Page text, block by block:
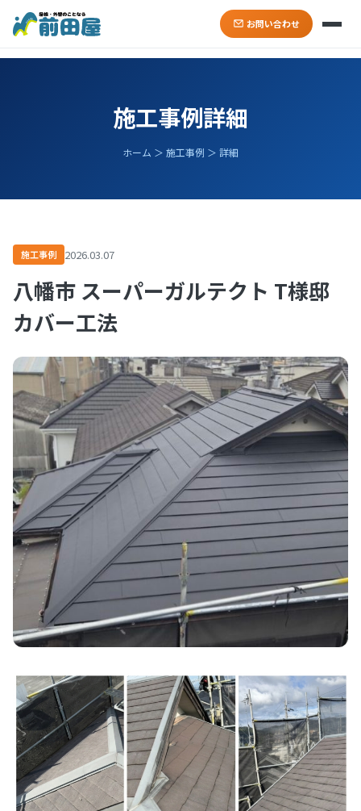
お問い合わせ
施工事例詳細
ホーム ＞ 施工事例 ＞ 詳細
施工事例 2026.03.07
八幡市 スーパーガルテクト T様邸
カバー工法